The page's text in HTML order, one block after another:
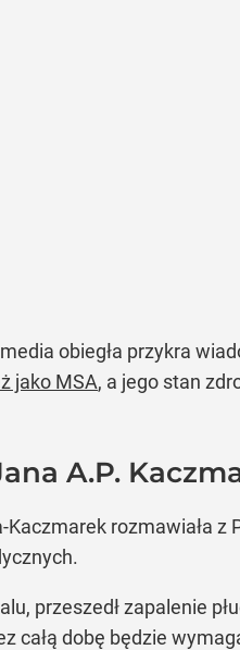
obiegła przykra
jako MSA, a jego stan
A.P.
rozmawiała z
przeszedł zapalenie
całą dobę będzie